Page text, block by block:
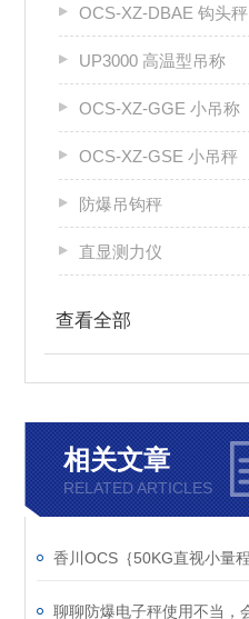
OCS-XZ-DBAE 钩头秤
UP3000 高温型吊称
OCS-XZ-GGE 小吊称
OCS-XZ-GSE 小吊秤
防爆吊钩秤
直显测力仪
查看全部
相关文章
RELATED ARTICLES